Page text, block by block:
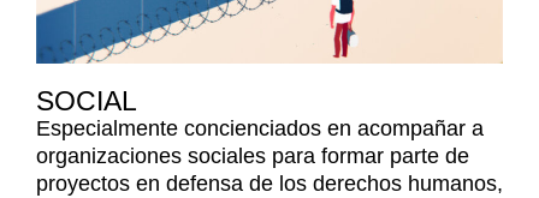
SOCIAL
Especialmente concienciados en acompañar a
organizaciones sociales para formar parte de
proyectos en defensa de los derechos humanos,